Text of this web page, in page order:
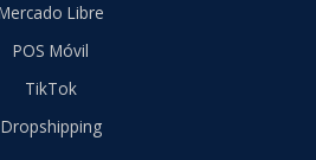
Libre
POS Móvil
TikTok
Dropshipping